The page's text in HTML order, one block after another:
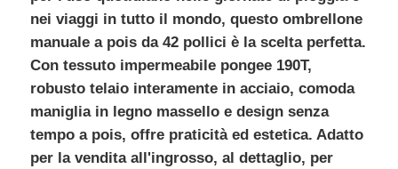
nei viaggi in tutto il mondo, questo ombrellone
manuale a pois da 42 pollici è la scelta perfetta.
Con tessuto impermeabile pongee 190T,
robusto telaio interamente in acciaio, comoda
maniglia in legno massello e design senza
tempo a pois, offre praticità ed estetica. Adatto
per la vendita all'ingrosso, al dettaglio, per